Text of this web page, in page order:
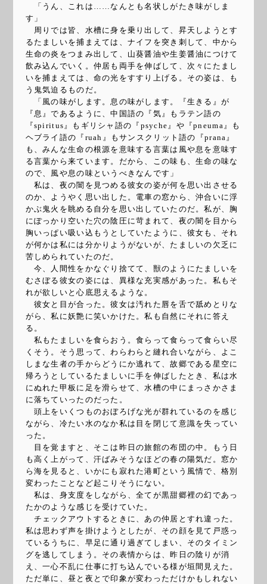
「うん、これは……なんとも名状しがたき味がしま
す」
周りでは皆、水槽に身を乗り出して、昇天しようとす
るたましいを捕まえては、ナイフを突き刺して、中から
生命の炎をつまみ出して、山葵醤油や生姜醤油につけて
飲み込んでいく。仲居も両手を伸ばして、次々にたまし
いを捕まえては、命の光をすすり上げる。その姿は、も
う鬼気迫るものだ。
「風の味がします。息の味がします。『生きる』が
『息』であるように、中国語の『気』もラテン語の
『spiritus』もギリシャ語の『psyche』や『pneuma』も
ヘブライ語の『ruah』もサンスクリット語の『prana』
も、みんな生命の根源を意味する言葉は風や息を意味す
る言葉から来ています。だから、この味も、生命の味な
ので、風や息の味というべきなんです」
私は、夜の闇を見つめる彼女の姿が何を思い出させる
のか、ようやく思い出した。電車の窓から、沖合いに浮
かぶ鬼火を眺める自分を思い出していたのだ。私が、胸
にぽっかり空いた穴の陰圧に苛まれて、夜の闇を目から
胸いっぱい吸い込もうとしていたように、彼女も、それ
が何かは私には分かりようがないが、たましいの欠乏に
苦しめられていたのだ。
今、人間性をかなぐり捨てて、獣のようにたましいを
むさぼる彼女の姿には、異様な充実感があった。私もそ
れが欲しいと心底思えるような。
彼女と目が合った。彼女は汚れた唇を舌で舐めとりな
がら、私に妖艶に笑いかけた。私も自然にそれに答え
る。
私もたましいを食らおう。食らって食らって食らい尽
くそう。そう思って、わらわらと縺れ合いながら、よこ
しまな生者の手からどうにか逃れて、故郷である星空に
帰ろうとしているたましいに手を伸ばしたとき、私は水
にぬれた甲板に足を滑らせて、水槽の中にまっさかさま
に落ちていったのだった。
頭上をいくつものおぼろげな光が群れているのを感じ
ながら、冷たい水のなか私は目を閉じて意識を失ってい
った。
目を覚ますと、そこは昨日の旅館の布団の中。もう日
も高く上がって、汗ばみそうなほどの春の陽気だ。窓か
ら海を見ると、いかにも寂れた港町という風情で、格別
変わったことなど起こりそうにない。
私は、身支度をしながら、全てが黒甜郷裡の幻であっ
たかのような感じを受けていた。
チェックアウトするときに、あの仲居とすれ違った。
私は思わず声を掛けようとしたが、その顔を見て戸惑っ
ているうちに、早足に通り過ぎてしまい、そのタイミン
グを逃してしまう。その表情からは、昨日の陰りが消
え、一心不乱に仕事に打ち込んでいる様が垣間見えた。
ただ単に、昼と夜とで印象が変わっただけかもしれない